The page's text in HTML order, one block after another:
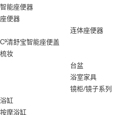
智能座便器
座便器
连体座便器
C³清舒宝智能座便盖
梳妆
台盆
浴室家具
镜柜/镜子系列
浴缸
按摩浴缸